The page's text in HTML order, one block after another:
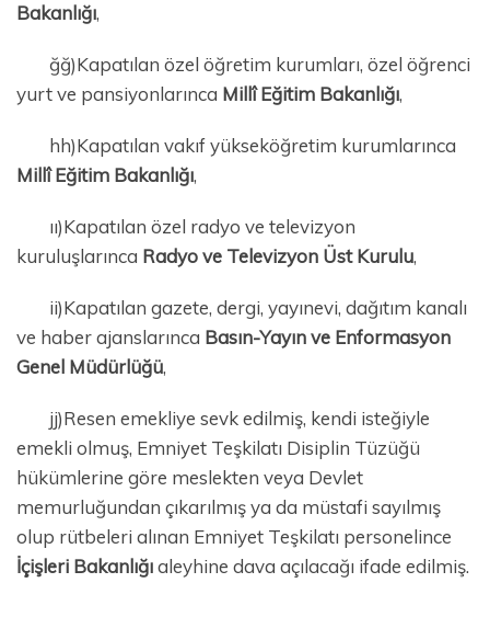
Bakanlığı,
ğğ)Kapatılan özel öğretim kurumları, özel öğrenci
yurt ve pansiyonlarınca Millî Eğitim Bakanlığı,
hh)Kapatılan vakıf yükseköğretim kurumlarınca
Millî Eğitim Bakanlığı,
ıı)Kapatılan özel radyo ve televizyon
kuruluşlarınca Radyo ve Televizyon Üst Kurulu,
ii)Kapatılan gazete, dergi, yayınevi, dağıtım kanalı
ve haber ajanslarınca Basın-Yayın ve Enformasyon
Genel Müdürlüğü,
jj)Resen emekliye sevk edilmiş, kendi isteğiyle
emekli olmuş, Emniyet Teşkilatı Disiplin Tüzüğü
hükümlerine göre meslekten veya Devlet
memurluğundan çıkarılmış ya da müstafi sayılmış
olup rütbeleri alınan Emniyet Teşkilatı personelince
İçişleri Bakanlığıaleyhine dava açılacağı ifade edilmiş.